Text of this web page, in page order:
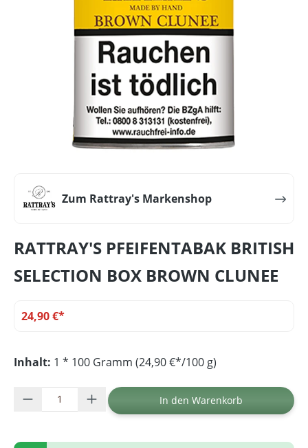
Zum Rattray's Markenshop
RATTRAY'S PFEIFENTABAK BRITISH
SELECTION BOX BROWN CLUNEE
24,90 €*
Inhalt: 1 * 100 Gramm (24,90 €*/100 g)
Produkt Anzahl: Gib den gewünschten
In den Warenkorb